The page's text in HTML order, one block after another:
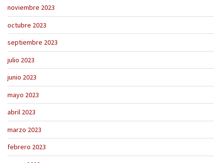
noviembre 2023
octubre 2023
septiembre 2023
julio 2023
junio 2023
mayo 2023
abril 2023
marzo 2023
febrero 2023